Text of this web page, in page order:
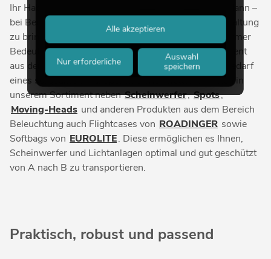
Ihr Hab und Gut sicher zu verstauen, zu lagern und dann –
bei Bedarf – optimal geschützt zur nächsten Veranstaltung
zu bringen, ist in der Veranstaltungstechnik von enormer
Bedeutung. Schließlich ist insbesondere das Equipment
aus dem Bereich der Lichttechnik empfindlich und bedarf
eines sorgsamen Transports. Daher bieten wir Ihnen in
unserem Sortiment nebenScheinwerfer,Spots,
Moving-Heads und anderen Produkten aus dem Bereich
Beleuchtung auch Flightcases von ROADINGER sowie
Softbags von EUROLITE. Diese ermöglichen es Ihnen,
Scheinwerfer und Lichtanlagen optimal und gut geschützt
von A nach B zu transportieren.
Praktisch, robust und passend
Nur erforderliche
Auswahl
speichern
Alle akzeptieren